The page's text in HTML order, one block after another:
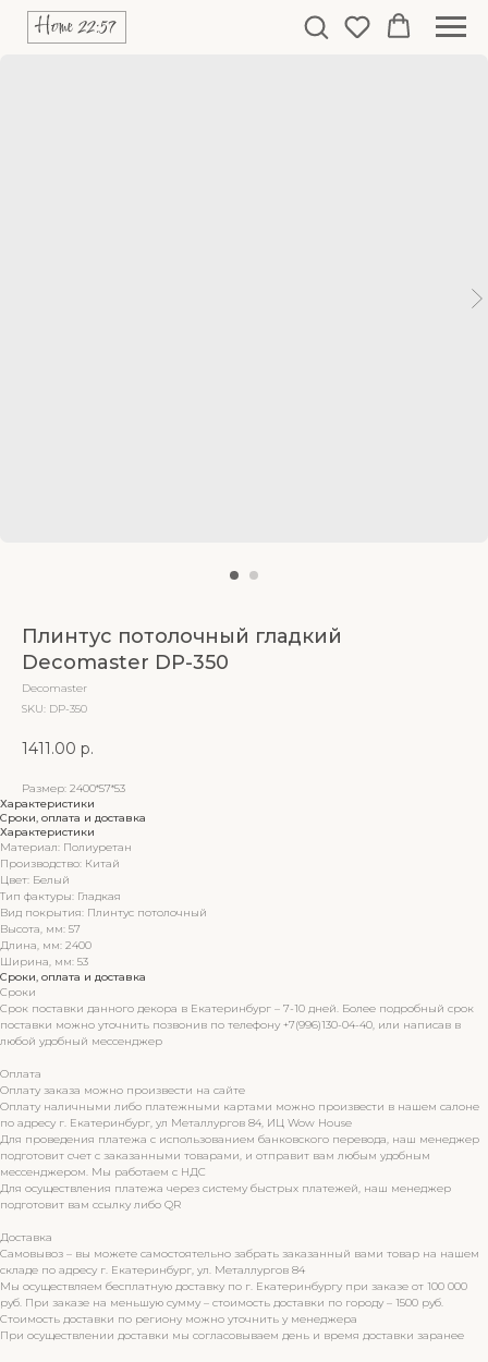
Плинтус потолочный гладкий
Decomaster DP-350
Decomaster
SKU: DP-350
1411.00 р.
Размер: 2400*57*53
Характеристики
Сроки, оплата и доставка
Характеристики
Материал: Полиуретан
Производство: Китай
Цвет: Белый
Тип фактуры: Гладкая
Вид покрытия: Плинтус потолочный
Высота, мм: 57
Длина, мм: 2400
Ширина, мм: 53
Сроки, оплата и доставка
Сроки
Срок поставки данного декора в Екатеринбург – 7-10 дней. Более подробный срок
поставки можно уточнить позвонив по телефону +7(996)130-04-40, или написав в
любой удобный мессенджер
Оплата
Оплату заказа можно произвести на сайте
Оплату наличными либо платежными картами можно произвести в нашем салоне
по адресу г. Екатеринбург, ул Металлургов 84, ИЦ Wow House
Для проведения платежа с использованием банковского перевода, наш менеджер
подготовит счет с заказанными товарами, и отправит вам любым удобным
мессенджером. Мы работаем с НДС
Для осуществления платежа через систему быстрых платежей, наш менеджер
подготовит вам ссылку либо QR
Доставка
Самовывоз – вы можете самостоятельно забрать заказанный вами товар на нашем
складе по адресу г. Екатеринбург, ул. Металлургов 84
Мы осуществляем бесплатную доставку по г. Екатеринбургу при заказе от 100 000
руб. При заказе на меньшую сумму – стоимость доставки по городу – 1500 руб.
Стоимость доставки по региону можно уточнить у менеджера
При осуществлении доставки мы согласовываем день и время доставки заранее